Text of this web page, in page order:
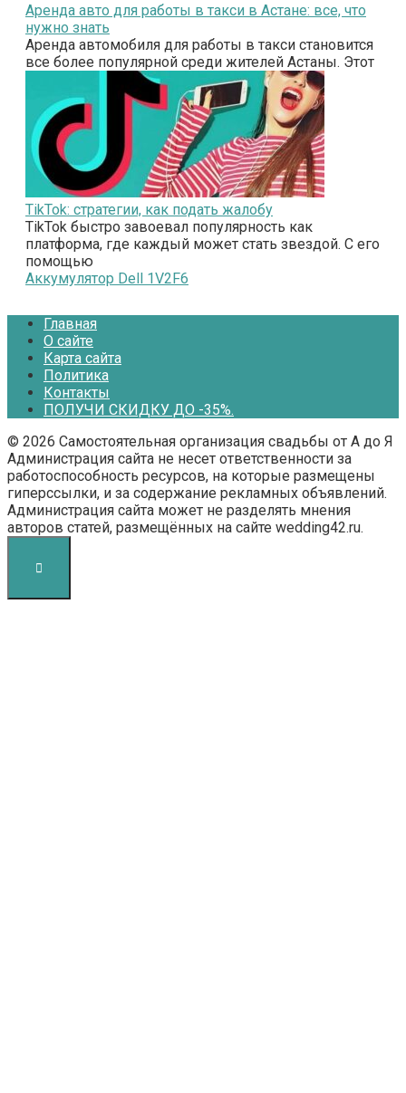
Аренда авто для работы в такси в Астане: все, что
нужно знать
Аренда автомобиля для работы в такси становится
все более популярной среди жителей Астаны. Этот
TikTok: стратегии, как подать жалобу
TikTok быстро завоевал популярность как
платформа, где каждый может стать звездой. С его
помощью
Аккумулятор Dell 1V2F6
Главная
О сайте
Карта сайта
Политика
Контакты
ПОЛУЧИ СКИДКУ ДО -35%.
© 2026 Самостоятельная организация свадьбы от А до Я
Администрация сайта не несет ответственности за
работоспособность ресурсов, на которые размещены
гиперссылки, и за содержание рекламных объявлений.
Администрация сайта может не разделять мнения
авторов статей, размещённых на сайте wedding42.ru.